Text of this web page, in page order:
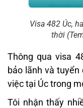
Visa 482 Úc,
thời
Thông qua visa
bảo lãnh và
việc tại Úc trong
Tôi nhận thấy